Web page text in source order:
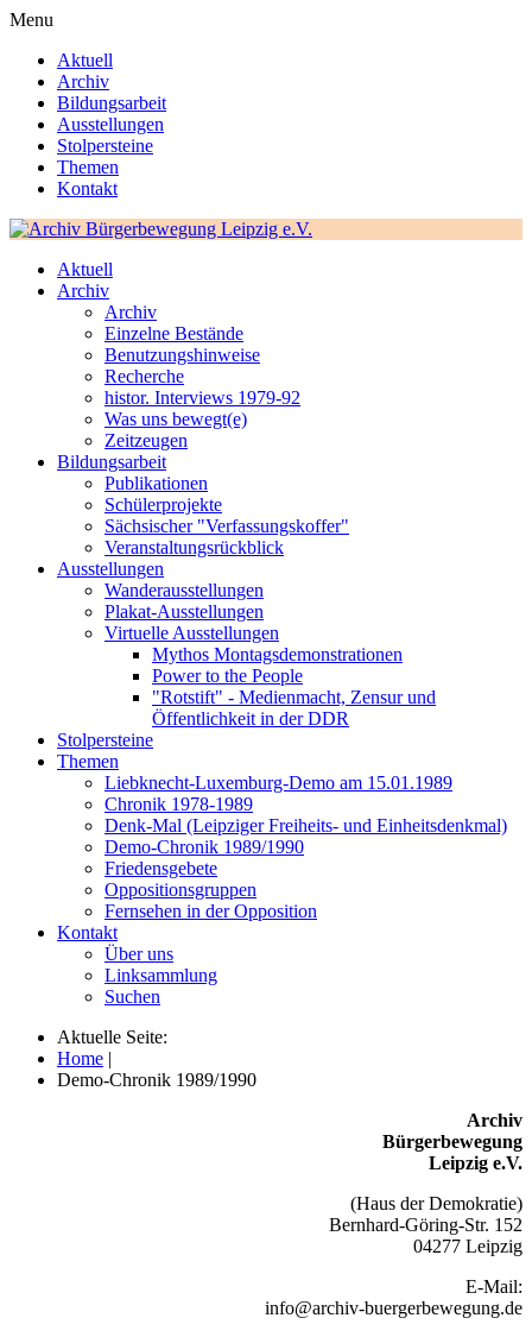
Menu
Aktuell
Archiv
Bildungsarbeit
Ausstellungen
Stolpersteine
Themen
Kontakt
Aktuell
Archiv
Archiv
Einzelne Bestände
Benutzungshinweise
Recherche
histor. Interviews 1979-92
Was uns bewegt(e)
Zeitzeugen
Bildungsarbeit
Publikationen
Schülerprojekte
Sächsischer "Verfassungskoffer"
Veranstaltungsrückblick
Ausstellungen
Wanderausstellungen
Plakat-Ausstellungen
Virtuelle Ausstellungen
Mythos Montagsdemonstrationen
Power to the People
"Rotstift" - Medienmacht, Zensur und
Öffentlichkeit in der DDR
Stolpersteine
Themen
Liebknecht-Luxemburg-Demo am 15.01.1989
Chronik 1978-1989
Denk-Mal (Leipziger Freiheits- und Einheitsdenkmal)
Demo-Chronik 1989/1990
Friedensgebete
Oppositionsgruppen
Fernsehen in der Opposition
Kontakt
Über uns
Linksammlung
Suchen
Aktuelle Seite:
Home |
Demo-Chronik 1989/1990
Archiv
Bürgerbewegung
Leipzig e.V.
(Haus der Demokratie)
Bernhard-Göring-Str. 152
04277 Leipzig
E-Mail:
info@archiv-buergerbewegung.de